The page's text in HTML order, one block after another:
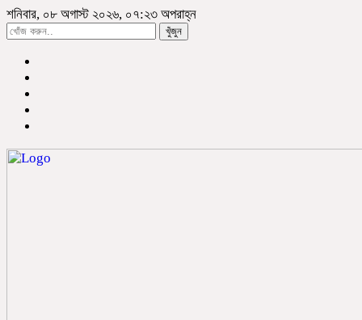
শনিবার, ০৮ অগাস্ট ২০২৬, ০৭:২৩ অপরাহ্ন
খুঁজুন